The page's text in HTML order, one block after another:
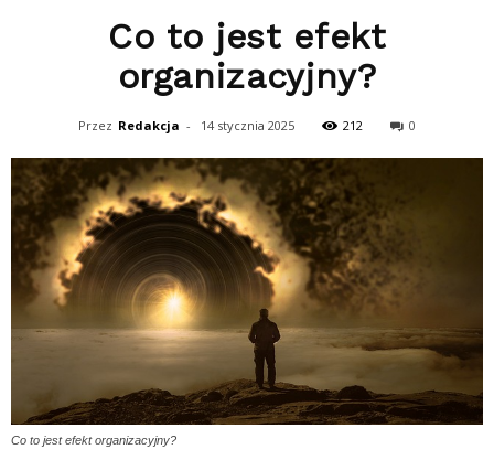
Co to jest efekt
organizacyjny?
Przez Redakcja - 14 stycznia 2025 212 0
Co to jest efekt organizacyjny?